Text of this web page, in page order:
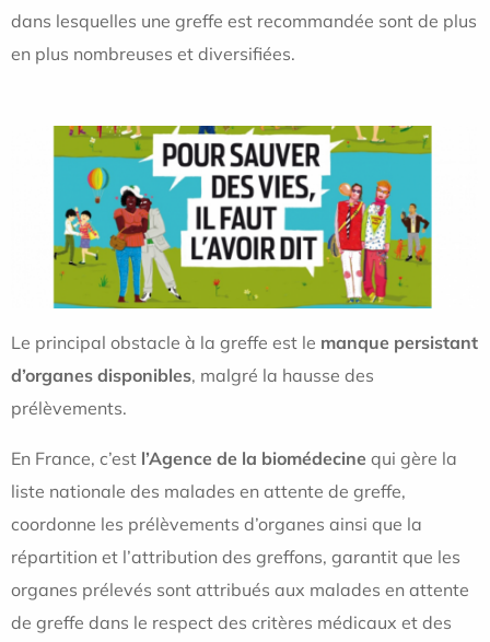
dans lesquelles une greffe est recommandée sont de plus
en plus nombreuses et diversifiées.
Le principal obstacle à la greffe est le manque persistant
d’organes disponibles, malgré la hausse des
prélèvements.
En France, c’est l’Agence de la biomédecine qui gère la
liste nationale des malades en attente de greffe,
coordonne les prélèvements d’organes ainsi que la
répartition et l’attribution des greffons, garantit que les
organes prélevés sont attribués aux malades en attente
de greffe dans le respect des critères médicaux et des